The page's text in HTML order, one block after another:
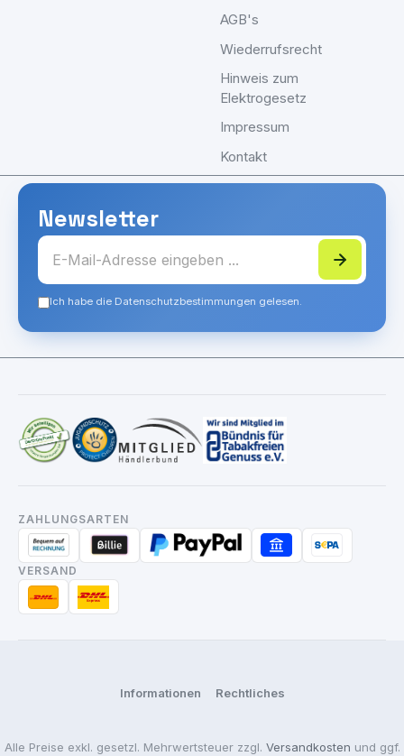
AGB's
Wiederrufsrecht
Hinweis zum
Elektrogesetz
Impressum
Kontakt
Newsletter
Ich habe die Datenschutzbestimmungen gelesen.
ZAHLUNGSARTEN
VERSAND
Informationen Rechtliches
Alle Preise exkl. gesetzl. Mehrwertsteuer zzgl. Versandkosten und ggf.